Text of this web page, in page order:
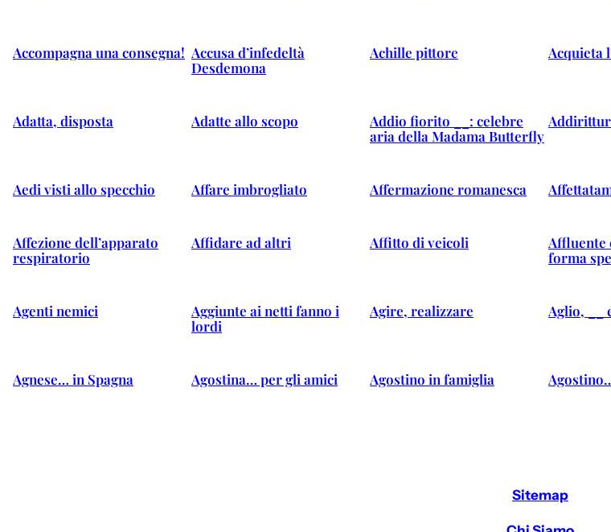
Accompagna una consegna! Accusa d’infedeltà
Desdemona
Achille pittore Acquieta
Adatta, disposta Adatte allo scopo
Addio fiorito __: celebre
aria della Madama Butterfly
Aedi visti allo specchio Affare imbrogliato Affermazione romanesca
Affezione dell’apparato
respiratorio
Affidare ad altri Affitto di veicoli
Affluente
forma
Agenti nemici
Aggiunte ai netti fanno i
lordi
Agire, realizzare Aglio, __
Agnese… in Spagna Agostina… per gli amici Agostino in famiglia
Sitemap